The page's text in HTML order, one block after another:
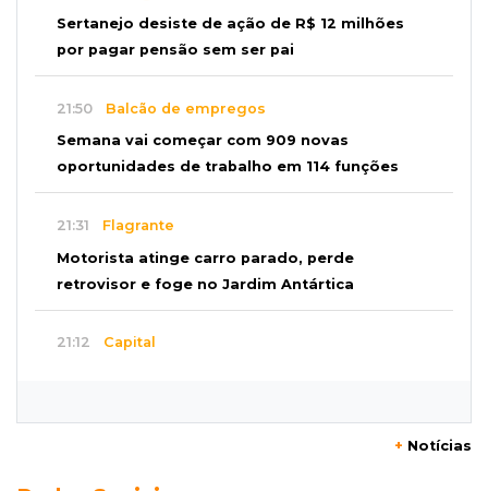
Sertanejo desiste de ação de R$ 12 milhões
por pagar pensão sem ser pai
21:50 Balcão de empregos
Semana vai começar com 909 novas
oportunidades de trabalho em 114 funções
21:31 Flagrante
Motorista atinge carro parado, perde
retrovisor e foge no Jardim Antártica
21:12 Capital
+ Notícias